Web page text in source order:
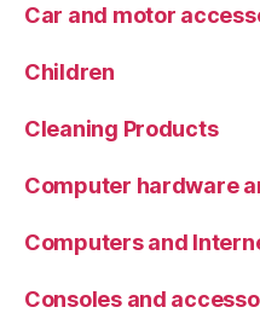
Car and motor
Children
Cleaning Products
Computer hardware
Computers and
Consoles and